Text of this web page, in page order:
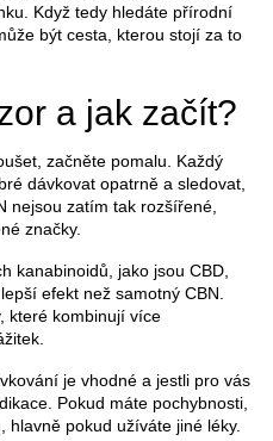
Když tedy hledáte přírodní
být cesta, kterou stojí za to
a jak začít?
začněte pomalu. Každý
dávkovat opatrně a sledovat,
nejsou zatím tak rozšířené,
značky.
kanabinoidů, jako jsou CBD,
efekt než samotný CBN.
které kombinují více
je vhodné a jestli pro vás
Pokud máte pochybnosti,
pokud užíváte jiné léky.